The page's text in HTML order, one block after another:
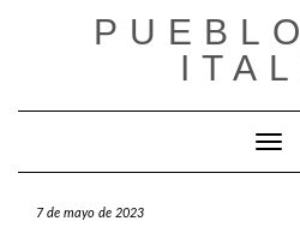
7 de mayo de 2023